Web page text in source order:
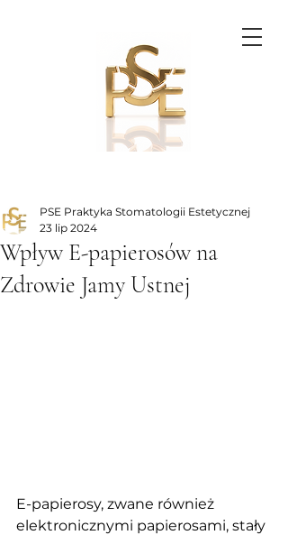
Wpływ E-papierosów na
Zdrowie Jamy Ustnej
PSE Praktyka Stomatologii Estetycznej
23 lip 2024
E-papierosy, zwane również
elektronicznymi papierosami, stały